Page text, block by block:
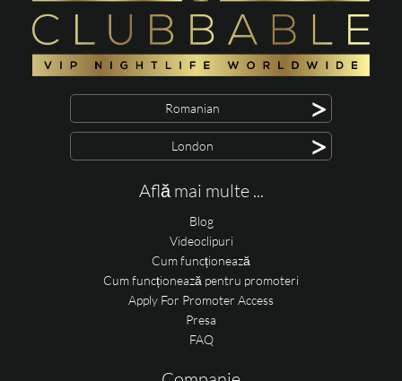
Romanian >
London >
Află mai multe ...
Blog
Videoclipuri
Cum funcționează
Cum funcționează pentru promoteri
Apply For Promoter Access
Presa
FAQ